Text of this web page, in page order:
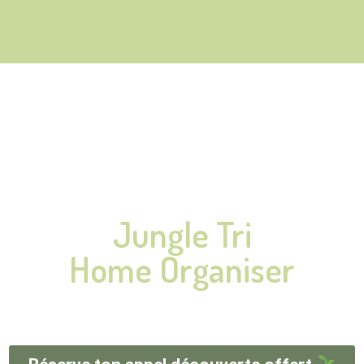
Jungle Tri
Home Organiser